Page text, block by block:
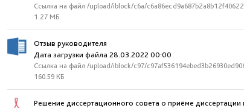
Ссылка на файл /upload/iblock/c6a/
1.27 МБ
Отзыв руководителя
Дата загрузки файла 28.03.2022 00:00
Ссылка на файл /upload/iblock/c97/
160.59 КБ
Решение диссертационного совета о приёме диссертации